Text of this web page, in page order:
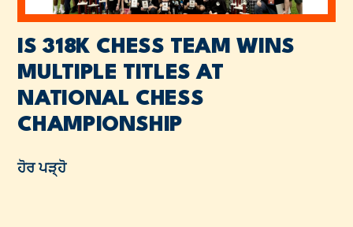
IS 318K CHESS TEAM WINS
MULTIPLE TITLES AT
NATIONAL CHESS
CHAMPIONSHIP
ਹੋਰ ਪੜ੍ਹੋ